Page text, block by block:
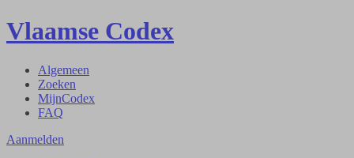
Vlaamse Codex
Algemeen
Zoeken
MijnCodex
FAQ
Aanmelden